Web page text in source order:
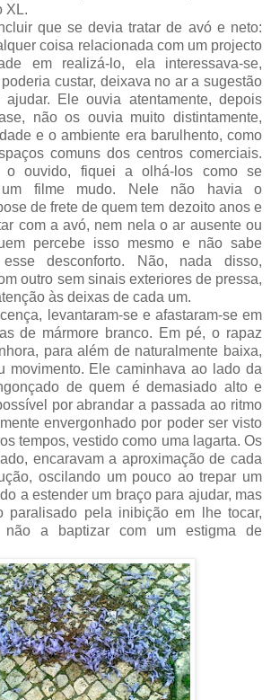
XL.
que se devia tratar de avó e neto:
coisa relacionada com um projecto
em realizá-lo, ela interessava-se,
custar, deixava no ar a sugestão
Ele ouvia atentamente, depois
não os ouvia muito distintamente,
e o ambiente era barulhento, como
comuns dos centros comerciais.
o ouvido, fiquei a olhá-los como se
filme mudo. Nele não havia o
de frete de quem tem dezoito anos e
com a avó, nem nela o ar ausente ou
percebe isso mesmo e não sabe
desconforto. Não, nada disso,
outro sem sinais exteriores de pressa,
às deixas de cada um.
levantaram-se e afastaram-se em
de mármore branco. Em pé, o rapaz
para além de naturalmente baixa,
movimento. Ele caminhava ao lado da
de quem é demasiado alto e
por abrandar a passada ao ritmo
envergonhado por poder ser visto
tempos, vestido como uma lagarta. Os
encaravam a aproximação de cada
oscilando um pouco ao trepar um
a estender um braço para ajudar, mas
paralisado pela inibição em lhe tocar,
não a baptizar com um estigma de